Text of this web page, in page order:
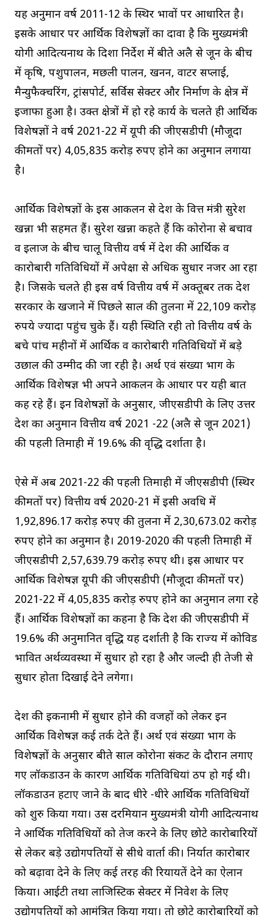
यह अनुमान वर्ष 2011-12 के स्थिर भावों पर आधारित है।
इसके आधार पर आर्थिक विशेषज्ञों का दावा है कि मुख्यमंत्री
योगी आदित्यनाथ के दिशा निर्देश में बीते अप्रैल से जून के बीच
में कृषि, पशुपालन, मछली पालन, खनन, वाटर सप्लाई,
मैन्युफैक्चरिंग, ट्रांसपोर्ट, सर्विस सेक्टर और निर्माण के क्षेत्र में
इजाफा हुआ है। उक्त क्षेत्रों में हो रहे कार्य के चलते ही आर्थिक
विशेषज्ञों ने वर्ष 2021-22 में यूपी की जीएसडीपी (मौजूदा
कीमतों पर) 4,05,835 करोड़ रुपए होने का अनुमान लगाया
है।
आर्थिक विशेषज्ञों के इस आकलन से प्रदेश के वित्त मंत्री सुरेश
खन्ना भी सहमत हैं। सुरेश खन्ना कहते हैं कि कोरोना से बचाव
व इलाज के बीच चालू वित्तीय वर्ष में प्रदेश की आर्थिक व
कारोबारी गतिविधियों में अपेक्षा से अधिक सुधार नजर आ रहा
है। जिसके चलते ही इस वर्ष वित्तीय वर्ष में अक्तूबर तक प्रदेश
सरकार के खजाने में पिछले साल की तुलना में 22,109 करोड़
रुपये ज्यादा पहुंच चुके हैं। यही स्थिति रही तो वित्तीय वर्ष के
बचे पांच महीनों में आर्थिक व कारोबारी गतिविधियों में बड़े
उछाल की उम्मीद की जा रही है। अर्थ एवं संख्या प्रभाग के
आर्थिक विशेषज्ञ भी अपने आकलन के आधार पर यही बात
कह रहे हैं। इन विशेषज्ञों के अनुसार, जीएसडीपी के लिए उत्तर
प्रदेश का अनुमान वित्तीय वर्ष 2021 -22 (अप्रैल से जून 2021)
की पहली तिमाही में 19.6% की वृद्धि दर्शाता है।
ऐसे में अब 2021-22 की पहली तिमाही में जीएसडीपी (स्थिर
कीमतों पर) वित्तीय वर्ष 2020-21 में इसी अवधि में
1,92,896.17 करोड़ रुपए की तुलना में 2,30,673.02 करोड़
रुपए होने का अनुमान है। 2019-2020 की पहली तिमाही में
जीएसडीपी 2,57,639.79 करोड़ रुपए थी। इस आधार पर
आर्थिक विशेषज्ञ यूपी की जीएसडीपी (मौजूदा कीमतों पर)
2021-22 में 4,05,835 करोड़ रुपए होने का अनुमान लगा रहे
हैं। आर्थिक विशेषज्ञों का कहना है कि प्रदेश की जीएसडीपी में
19.6% की अनुमानित वृद्धि यह दर्शाती है कि राज्य में कोविड
प्रभावित अर्थव्यवस्था में सुधार हो रहा है और जल्दी ही तेजी से
सुधार होता दिखाई देने लगेगा।
प्रदेश की इकनामी में सुधार होने की वजहों को लेकर इन
आर्थिक विशेषज्ञ कई तर्क देते हैं। अर्थ एवं संख्या प्रभाग के
विशेषज्ञों के अनुसार बीते साल कोरोना संकट के दौरान लगाए
गए लॉकडाउन के कारण आर्थिक गतिविधियां ठप हो गई थी।
लॉकडाउन हटाए जाने के बाद धीरे -धीरे आर्थिक गतिविधियों
को शुरु किया गया। उस दरमियान मुख्यमंत्री योगी आदित्यनाथ
ने आर्थिक गतिविधियों को तेज करने के लिए छोटे कारोबारियों
से लेकर बड़े उद्योगपतियों से सीधे वार्ता की। निर्यात कारोबार
को बढ़ावा देने के लिए कई तरह की रियायतें देने का ऐलान
किया। आईटी तथा लाजिस्टिक सेक्टर में निवेश के लिए
उद्योगपतियों को आमंत्रित किया गया। तो छोटे कारोबारियों को